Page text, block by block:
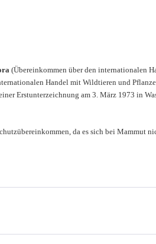
(Übereinkommen über den internationalen
Handel mit Wildtieren und
Erstunterzeichnung am 3. März 1973 in
da es sich bei Mammut